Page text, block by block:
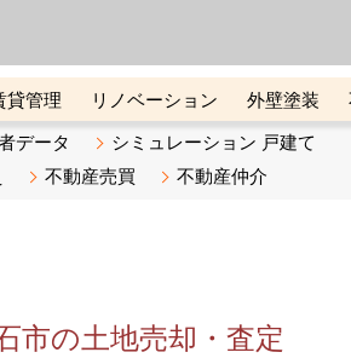
貸管理 リノベーション 外壁塗装
ジンBiz 不動産売却ご相談デスク
データ
シミュレーション 戸建て
不動産売買 不動産仲介
市の土地売却・査定